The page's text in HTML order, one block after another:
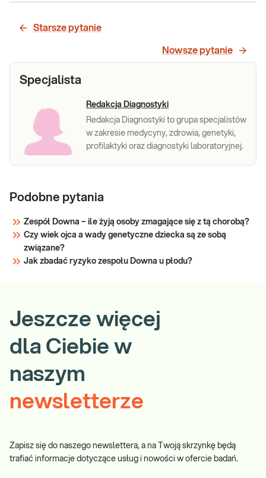
Starsze pytanie
Nowsze pytanie
Specjalista
Redakcja Diagnostyki
Redakcja Diagnostyki to grupa specjalistów
w zakresie medycyny, zdrowia, genetyki,
profilaktyki oraz diagnostyki laboratoryjnej.
Podobne pytania
Zespół Downa – ile żyją osoby zmagające się z tą chorobą?
Czy wiek ojca a wady genetyczne dziecka są ze sobą
związane?
Jak zbadać ryzyko zespołu Downa u płodu?
Jeszcze więcej
dla Ciebie w
naszym
newsletterze
Zapisz się do naszego newslettera, a na Twoją skrzynkę będą
trafiać informacje dotyczące usług i nowości w ofercie badań.